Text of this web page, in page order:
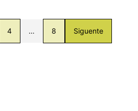
4 … 8 Siguente